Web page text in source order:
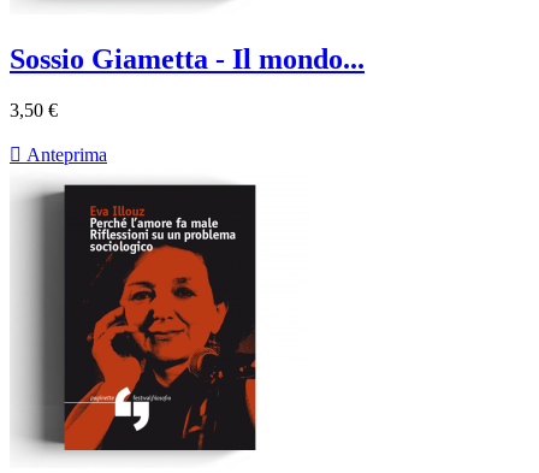
Sossio Giametta - Il mondo...
3,50 €
 Anteprima